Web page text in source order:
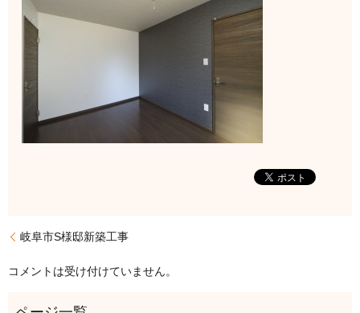
岐阜市S様邸新築工事
コメントは受け付けていません。